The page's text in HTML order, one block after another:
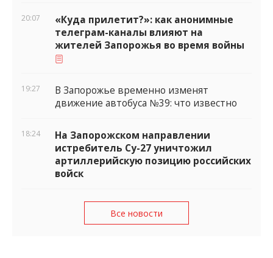
20:07
«Куда прилетит?»: как анонимные
телеграм-каналы влияют на
жителей Запорожья во время войны
19:27
В Запорожье временно изменят
движение автобуса №39: что известно
18:24
На Запорожском направлении
истребитель Су-27 уничтожил
артиллерийскую позицию российских
войск
Все новости